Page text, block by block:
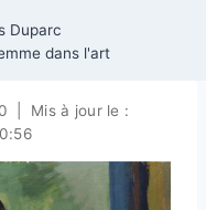
Duparc
dans l'art
Mis à jour le :